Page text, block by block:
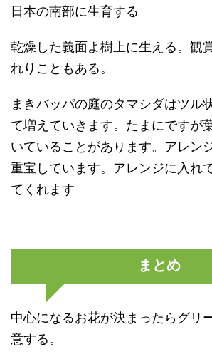
日本の南部に生育する
乾燥した義面よ樹上に生える。観
れりこともある。
まきバッパの庭のタマシダはツル
て増えていきます。たまにですが
いていることがあります。アレン
重宝しています。アレンジに入れ
てくれます
まとめ
中心になるお花が決まったらグリ
意する。